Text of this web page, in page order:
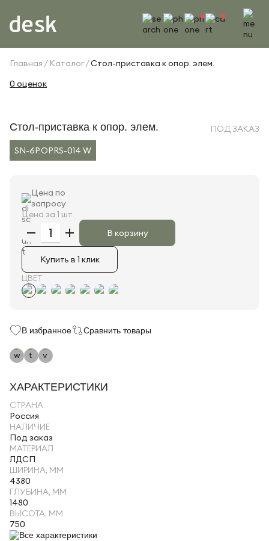
Главная Каталог
Стол-приставка к опор. элем.
0 оценок
Стол-приставка к опор. элем.
ПОД ЗАКАЗ
SN-6P.OPRS-014 W
Цена по
запросу
Цена за 1 шт
В корзину
Купить в 1 клик
ЦВЕТ
В избранное Сравнить товары
ХАРАКТЕРИСТИКИ
СТРАНА
Россия
НАЛИЧИЕ
Под заказ
МАТЕРИАЛ
ЛДСП
ШИРИНА, ММ
4380
ГЛУБИНА, ММ
1480
ВЫСОТА, ММ
750
Все характеристики